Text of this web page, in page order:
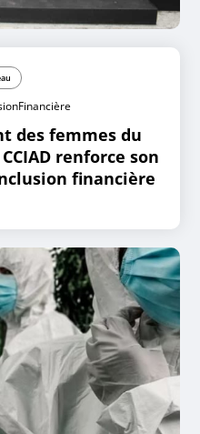
des femmes du
renforce son
financière